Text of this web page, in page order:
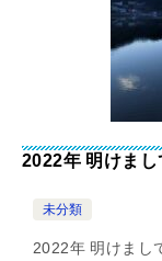
2022年 明けまし
未分類
2022年 明けまし